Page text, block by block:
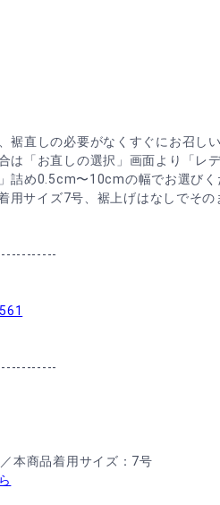
裾直しの必要がなくすぐにお召し
は「お直しの選択」画面より「レ
詰め0.5cm〜10cmの幅でお選びく
用サイズ7号、裾上げはなしでその
本商品着用サイズ：7号